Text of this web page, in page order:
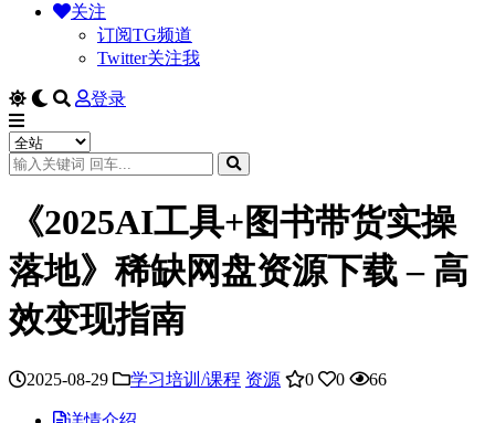
关注
订阅TG频道
Twitter关注我
登录
《2025AI工具+图书带货实操
落地》稀缺网盘资源下载 – 高
效变现指南
2025-08-29 学习培训/课程 资源 0 0 66